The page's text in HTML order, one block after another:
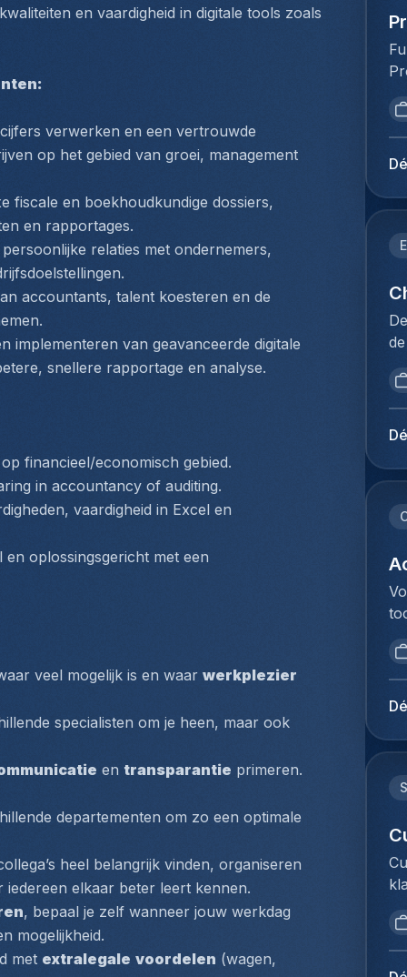
en vaardigheid in digitale tools zoals
verwerken en een vertrouwde
op het gebied van groei, management
fiscale en boekhoudkundige dossiers,
en rapportages.
relaties met ondernemers,
accountants, talent koesteren en de
implementeren van geavanceerde digitale
snellere rapportage en analyse.
financieel/economisch gebied.
in accountancy of auditing.
vaardigheid in Excel en
oplossingsgericht met een
veel mogelijk is en waar werkplezier
specialisten om je heen, maar ook
en transparantie primeren.
departementen om zo een optimale
heel belangrijk vinden, organiseren
iedereen elkaar beter leert kennen.
, bepaal je zelf wanneer jouw werkdag
mogelijkheid.
met extralegale voordelen (wagen,
is